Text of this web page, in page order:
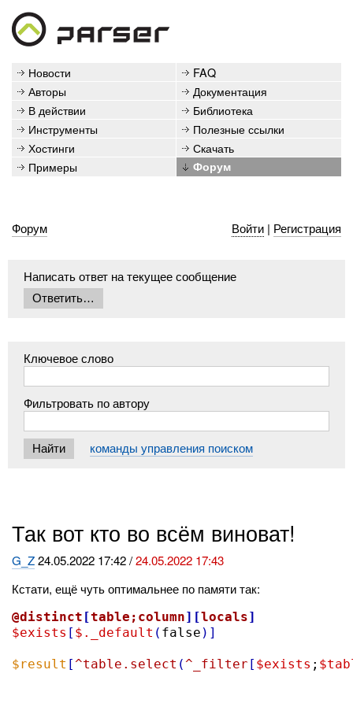
Новости
FAQ
Авторы
Документация
В действии
Библиотека
Инструменты
Полезные ссылки
Хостинги
Скачать
Примеры
Форум
Форум Войти| Регистрация
Написать ответ на текущее сообщение
Ключевое слово
Фильтровать по автору
команды управления поиском
Так вот кто во всём виноват!
G_Z24.05.2022 17:42 /24.05.2022 17:43
Кстати, ещё чуть оптимальнее по памяти так:
@distinct [table;column][locals]
$exists [ $._default ( false )]
$result [^table.select (^_filter [ $exists ;